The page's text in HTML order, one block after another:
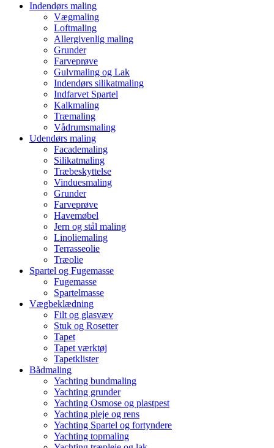
Indendørs maling
Vægmaling
Loftmaling
Allergivenlig maling
Grunder
Farveprøve
Gulvmaling og Lak
Indendørs silikatmaling
Indfarvet Spartel
Kalkmaling
Træmaling
Vådrumsmaling
Udendørs maling
Facademaling
Silikatmaling
Træbeskyttelse
Vinduesmaling
Grunder
Farveprøve
Havemøbel
Jern og stål maling
Linoliemaling
Terrasseolie
Træolie
Spartel og Fugemasse
Fugemasse
Spartelmasse
Vægbeklædning
Filt og glasvæv
Stuk og Rosetter
Tapet
Tapet værktøj
Tapetklister
Bådmaling
Yachting bundmaling
Yachting grunder
Yachting Osmose og plastpest
Yachting pleje og rens
Yachting Spartel og fortyndere
Yachting topmaling